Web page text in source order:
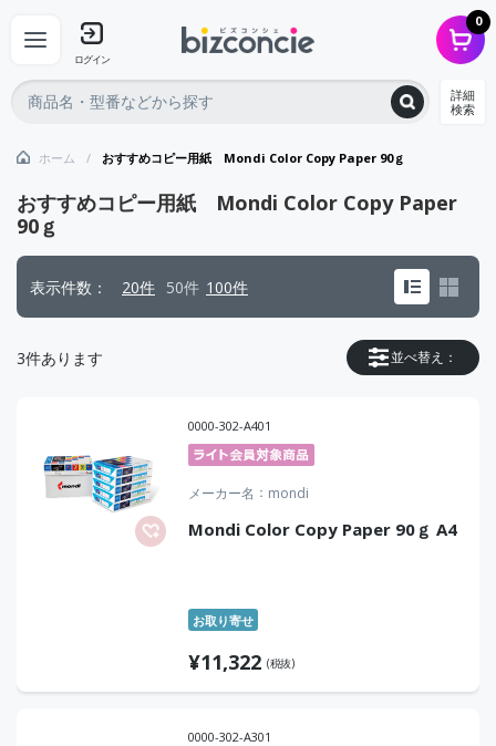
ログイン
0
詳細
検索
ホーム おすすめコピー用紙 Mondi Color Copy Paper 90ｇ
おすすめコピー用紙 Mondi Color Copy Paper
90ｇ
表示件数 20件 50件 100件
並べ替え：
3件あります
0000-302-A401
メーカー名 mondi
Mondi Color Copy Paper 90ｇ A4
お取り寄せ
¥11,322 (税抜)
0000-302-A301